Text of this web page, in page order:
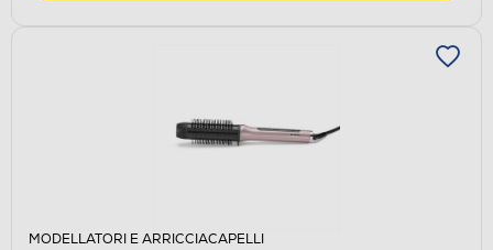
MODELLATORI E ARRICCIACAPELLI